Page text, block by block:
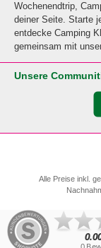
Wochenendtrip,
deiner Seite. Starte
entdecke Camping
gemeinsam mit
Unsere
Alle Preise inkl.